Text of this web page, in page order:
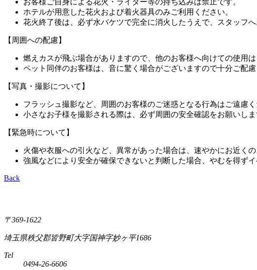
お客様ご自身による花火・ライター等の持ち込みは禁止です。
ホテルが用意した花火および着火器具のみご利用ください。
花火終了後は、必ず水バケツで完全に消火したうえで、スタッフへ
【周囲への配慮】
燃えカスが飛ぶ場合がありますので、他のお客様へ向けての使用は
ペット同伴のお客様は、音に驚く場合がございますので十分ご配慮
【写真・撮影について】
フラッシュ撮影など、周囲のお客様のご迷惑となる行為はご遠慮く
小さなお子様を撮影される際は、必ず周囲の安全確認をお願いしま
【緊急時について】
火傷や衣服への引火など、異常があった場合は、速やかにお近く
強風などにより安全が確保できないと判断した場合、やむを得ず
Back
〒369-1622
埼玉県秩父郡皆野町大字国神字妙ヶ平1686
Tel
0494-26-6606